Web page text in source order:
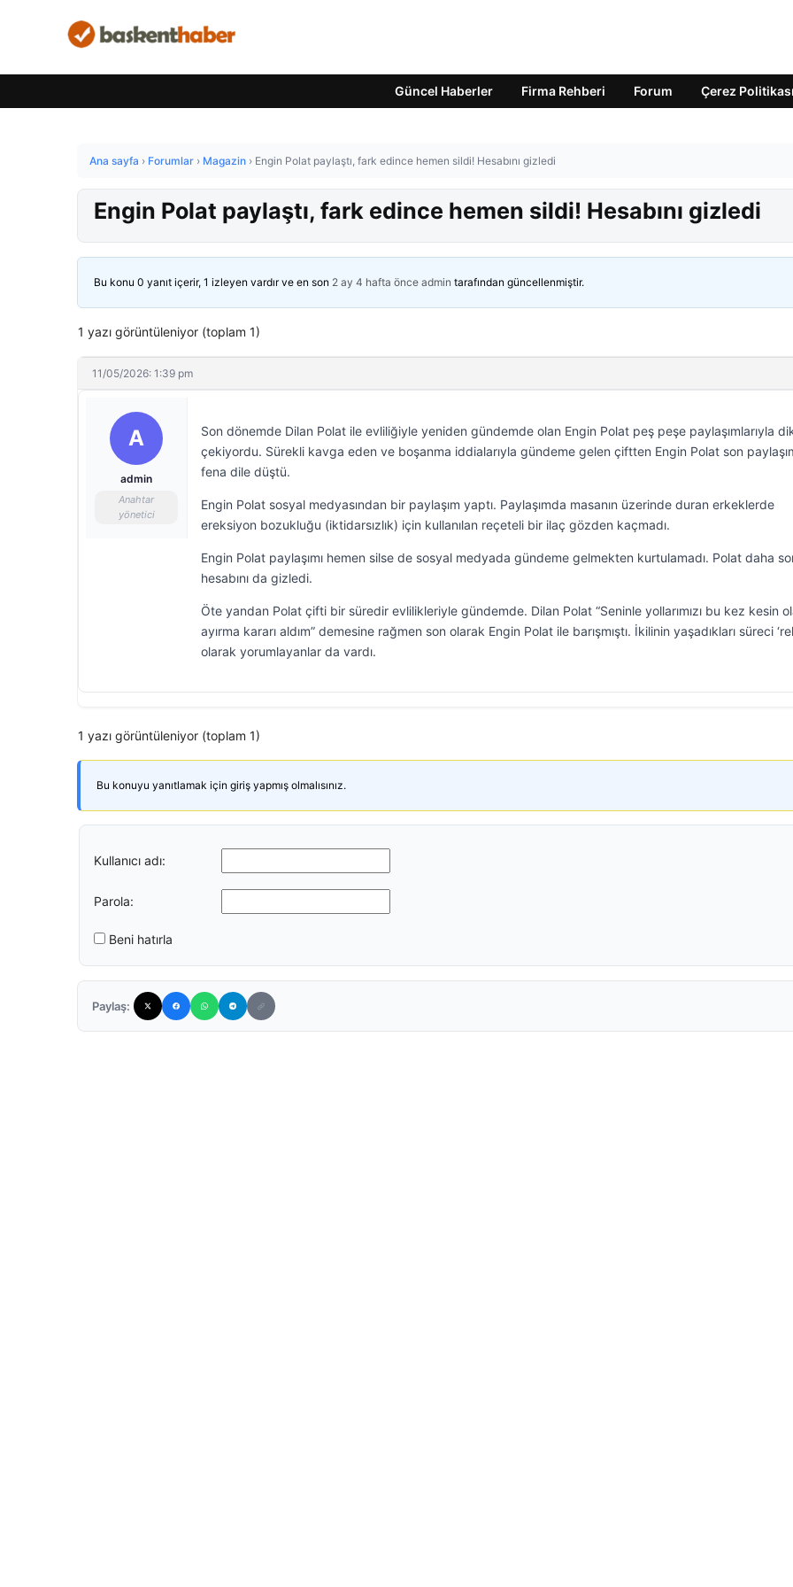
Güncel Haberler Firma Rehberi Forum Çerez Politikası
Ana sayfa › Forumlar › Magazin › Engin Polat paylaştı, fark edince hemen sildi! Hesabını gizledi
Engin Polat paylaştı, fark edince hemen sildi! Hesabını gizledi
Bu konu 0 yanıt içerir, 1 izleyen vardır ve en son 2 ay 4 hafta önce admin tarafından güncellenmiştir.
1 yazı görüntüleniyor (toplam 1)
11/05/2026: 1:39 pm
A
admin
Anahtar
yönetici
Son dönemde Dilan Polat ile evliliğiyle yeniden gündemde olan Engin Polat peş peşe paylaşımlarıyla
çekiyordu. Sürekli kavga eden ve boşanma iddialarıyla gündeme gelen çiftten Engin Polat son
fena dile düştü.
Engin Polat sosyal medyasından bir paylaşım yaptı. Paylaşımda masanın üzerinde duran erkeklerde
ereksiyon bozukluğu (iktidarsızlık) için kullanılan reçeteli bir ilaç gözden kaçmadı.
Engin Polat paylaşımı hemen silse de sosyal medyada gündeme gelmekten kurtulamadı. Polat daha
hesabını da gizledi.
Öte yandan Polat çifti bir süredir evlilikleriyle gündemde. Dilan Polat “Seninle yollarımızı bu kez kesin
ayırma kararı aldım” demesine rağmen son olarak Engin Polat ile barışmıştı. İkilinin yaşadıkları süreci
olarak yorumlayanlar da vardı.
1 yazı görüntüleniyor (toplam 1)
Bu konuyu yanıtlamak için giriş yapmış olmalısınız.
Kullanıcı adı:
Parola:
Beni hatırla
Paylaş: